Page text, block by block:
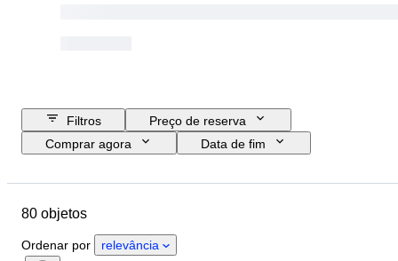
Filtros
Preço de reserva
Comprar agora
Data de fim
Extras
Fonte de alimentação
80 objetos
Ordenar por relevância